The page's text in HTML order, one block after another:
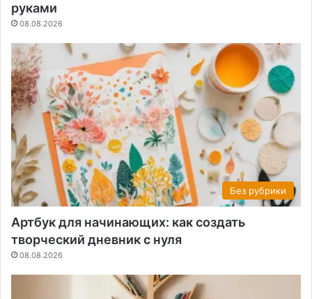
руками
08.08.2026
Без рубрики
Артбук для начинающих: как создать
творческий дневник с нуля
08.08.2026